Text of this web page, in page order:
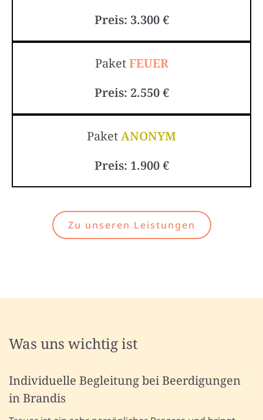
Preis: 3.300 €
PaketFEUER
Preis: 2.550 €
PaketANONYM
Preis: 1.900 €
Zu unseren Leistungen
Was uns wichtig ist
Individuelle Begleitung bei Beerdigungen
in Brandis